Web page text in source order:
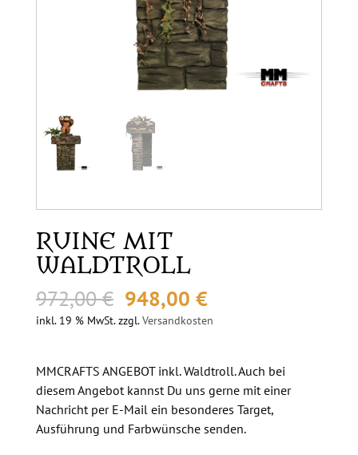
RUINE MIT
WALDTROLL
972,00€ Ursprünglicher
Preis
948,00 €Aktueller
Preis
inkl. 19 % MwSt. zzgl.Versandkosten
MMCRAFTS ANGEBOT inkl. Waldtroll. Auch bei
diesem Angebot kannst Du uns gerne mit einer
Nachricht per E-Mail ein besonderes Target,
Ausführung und Farbwünsche senden.